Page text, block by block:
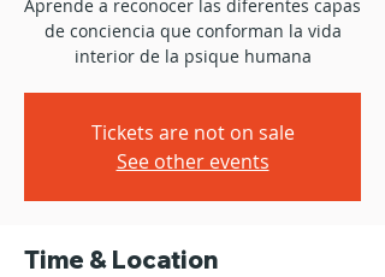
Aprende a reconocer las diferentes capas
de conciencia que conforman la vida
interior de la psique humana
Tickets are not on sale
See other events
Time & Location